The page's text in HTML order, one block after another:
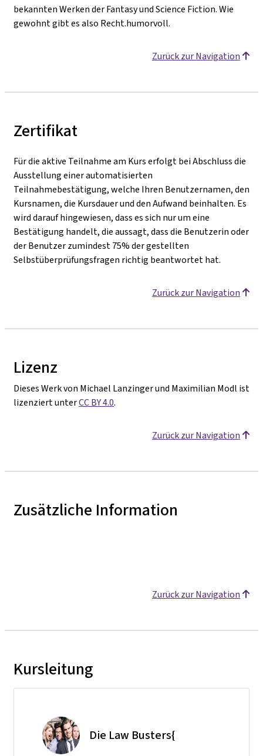
bekannten Werken der Fantasy und Science Fiction. Wie
gewohnt gibt es also Recht.humorvoll.
Zurück zur Navigation
Zertifikat
Für die aktive Teilnahme am Kurs erfolgt bei Abschluss die
Ausstellung einer automatisierten
Teilnahmebestätigung, welche Ihren Benutzernamen, den
Kursnamen, die Kursdauer und den Aufwand beinhalten. Es
wird darauf hingewiesen, dass es sich nur um eine
Bestätigung handelt, die aussagt, dass die Benutzerin oder
der Benutzer zumindest 75% der gestellten
Selbstüberprüfungsfragen richtig beantwortet hat.
Zurück zur Navigation
Lizenz
Dieses Werk von Michael Lanzinger und Maximilian Modl ist
lizenziert unterCC BY 4.0.
Zurück zur Navigation
Zusätzliche Information
Zurück zur Navigation
Kursleitung
Die Law Busters{